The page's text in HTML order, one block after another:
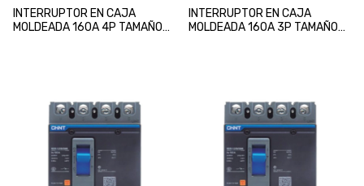
INTERRUPTOR EN CAJA
MOLDEADA 160A 4P TAMAÑO
INTERRUPTOR EN CAJA
MOLDEADA 160A 3P TAMAÑO